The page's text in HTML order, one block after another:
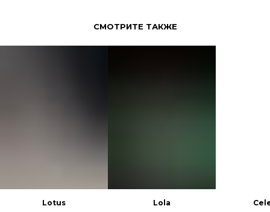
СМОТРИТЕ ТАКЖЕ
Lotus
Lola